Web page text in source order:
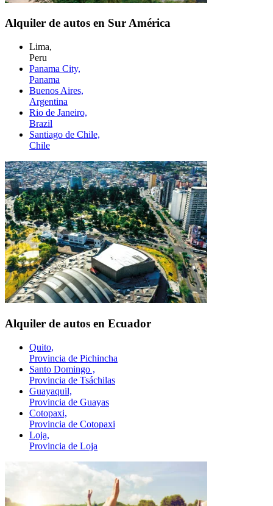
Alquiler de autos en Sur América
Lima,
Peru
Panama City,
Panama
Buenos Aires,
Argentina
Rio de Janeiro,
Brazil
Santiago de Chile,
Chile
Alquiler de autos en Ecuador
Quito,
Provincia de Pichincha
Santo Domingo ,
Provincia de Tsáchilas
Guayaquil,
Provincia de Guayas
Cotopaxi,
Provincia de Cotopaxi
Loja,
Provincia de Loja